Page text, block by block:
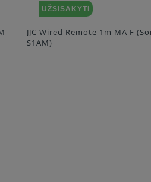
UŽSISAKYTI
Pixel Shutter Release Cord RC-
for Sony